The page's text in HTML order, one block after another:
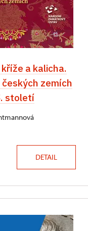
a kalicha.
zemích
století
DETAIL